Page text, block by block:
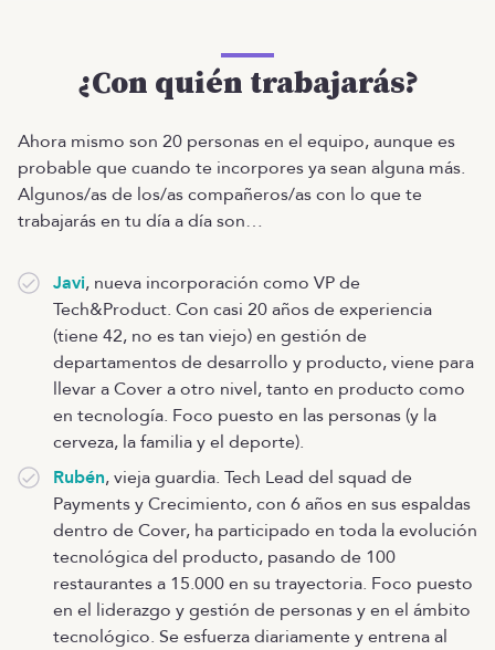
¿Con quién trabajarás?
Ahora mismo son 20 personas en el equipo, aunque es
probable que cuando te incorpores ya sean alguna más.
Algunos/as de los/as compañeros/as con lo que te
trabajarás en tu día a día son…
Javi, nueva incorporación como VP de
Tech&Product. Con casi 20 años de experiencia
(tiene 42, no es tan viejo) en gestión de
departamentos de desarrollo y producto, viene para
llevar a Cover a otro nivel, tanto en producto como
en tecnología. Foco puesto en las personas (y la
cerveza, la familia y el deporte).
Rubén, vieja guardia. Tech Lead del squad de
Payments y Crecimiento, con 6 años en sus espaldas
dentro de Cover, ha participado en toda la evolución
tecnológica del producto, pasando de 100
restaurantes a 15.000 en su trayectoria. Foco puesto
en el liderazgo y gestión de personas y en el ámbito
tecnológico. Se esfuerza diariamente y entrena al